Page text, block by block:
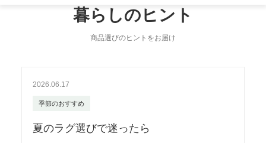
暮らしのヒント
商品選びのヒントをお届け
2026.06.17
季節のおすすめ
夏のラグ選びで迷ったら